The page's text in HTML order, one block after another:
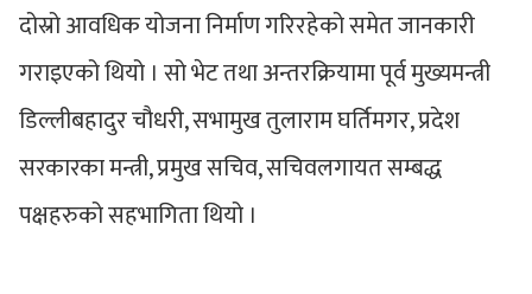
दोस्रो आवधिक योजना निर्माण गरिरहेको समेत जानकारी
गराइएको थियो । सो भेट तथा अन्तरक्रियामा पूर्व मुख्यमन्त्री
डिल्लीबहादुर चौधरी, सभामुख तुलाराम घर्तिमगर, प्रदेश
सरकारका मन्त्री, प्रमुख सचिव, सचिवलगायत सम्बद्ध
पक्षहरुको सहभागिता थियो ।